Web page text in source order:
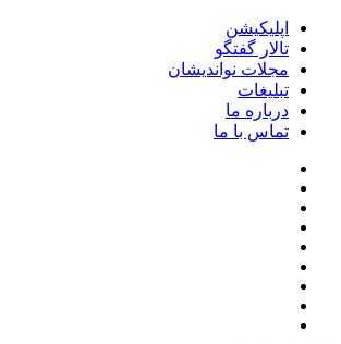
اپلیکیشن
تالار گفتگو
مجلات نواندیشان
تبلیغات
درباره ما
تماس با ما